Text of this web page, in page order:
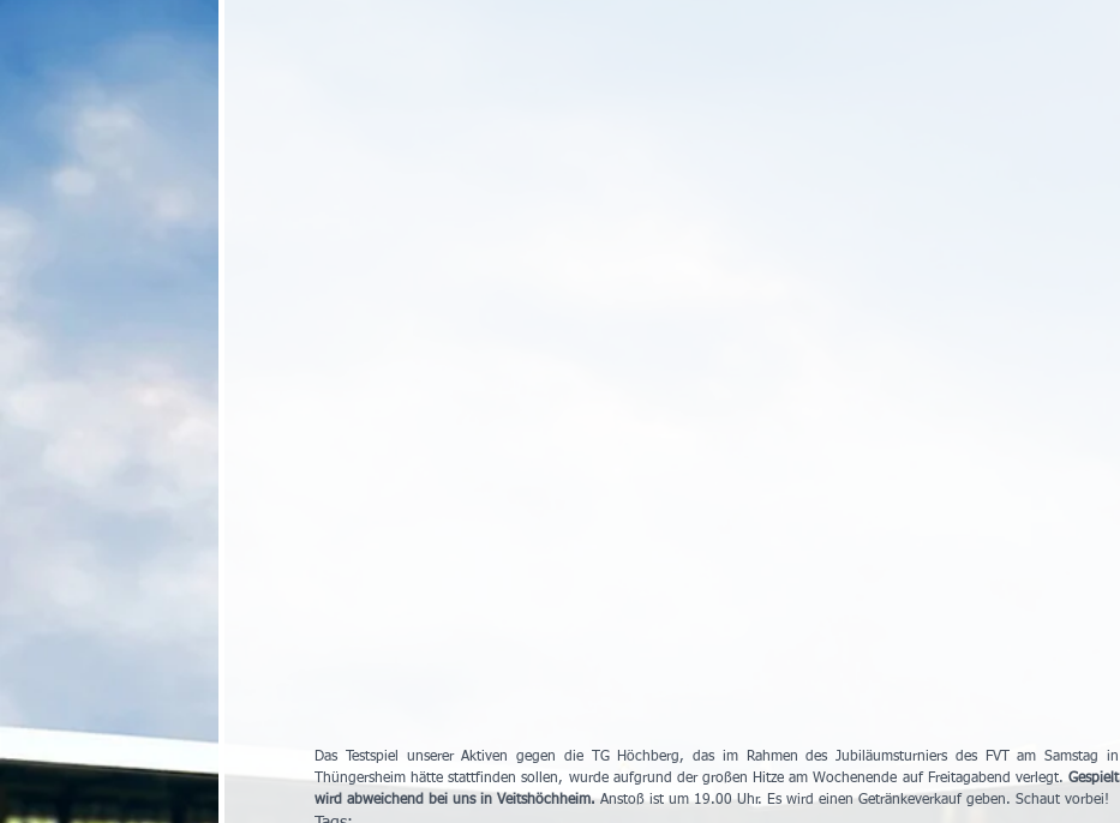
Das Testspiel unserer Aktiven gegen die TG Höchberg, das im Rahmen des Jubiläumsturniers des FVT am Samstag in
Thüngersheim hätte stattfinden sollen, wurde aufgrund der großen Hitze am Wochenende auf Freitagabend verlegt. Gespielt
wird abweichend bei uns in Veitshöchheim. Anstoß ist um 19.00 Uhr. Es wird einen Getränkeverkauf geben. Schaut vorbei!